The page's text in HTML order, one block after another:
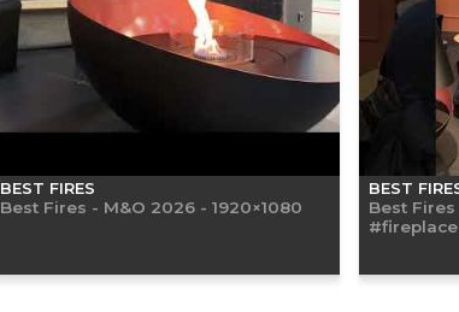
BEST FIRES
Best Fires - M&O 2026 - 1920×1080
BEST
Best Fires